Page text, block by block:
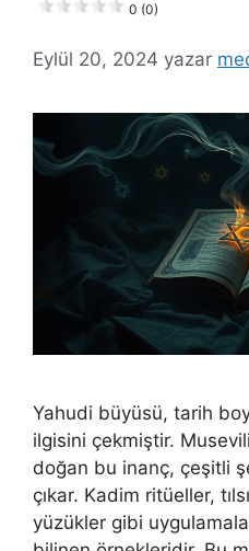
0 (0)
Eylül 20, 2024 yazar
Yahudi büyüsü, tarih
ilgisini çekmiştir.
doğan bu inanç, çeşitli
çıkar. Kadim ritüeller,
yüzükler gibi